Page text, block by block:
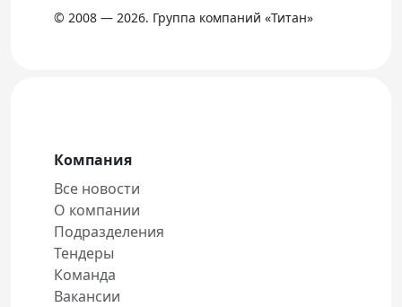
© 2008 — 2026. Группа компаний «Титан»
Компания
Все новости
О компании
Подразделения
Тендеры
Команда
Вакансии